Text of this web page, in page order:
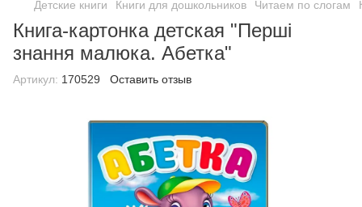
Детские книги Книги для дошкольников Читаем по слогам
Книга-картонка детская "Перші
знання малюка. Абетка"
Артикул: 170529 Оставить отзыв